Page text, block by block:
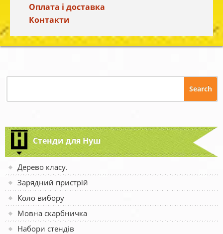
Оплата і доставка
Контакти
Стенди для Нуш
Дерево класу.
Зарядний пристрій
Коло вибору
Мовна скарбничка
Набори стендів